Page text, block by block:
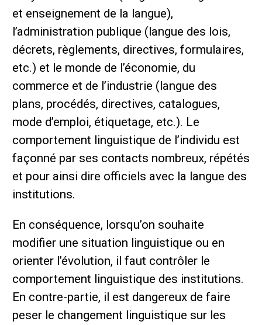
et enseignement de la langue),
l’administration publique (langue des lois,
décrets, règlements, directives, formulaires,
etc.) et le monde de l’économie, du
commerce et de l’industrie (langue des
plans, procédés, directives, catalogues,
mode d’emploi, étiquetage, etc.). Le
comportement linguistique de l’individu est
façonné par ses contacts nombreux, répétés
et pour ainsi dire officiels avec la langue des
institutions.
En conséquence, lorsqu’on souhaite
modifier une situation linguistique ou en
orienter l’évolution, il faut contrôler le
comportement linguistique des institutions.
En contre-partie, il est dangereux de faire
peser le changement linguistique sur les